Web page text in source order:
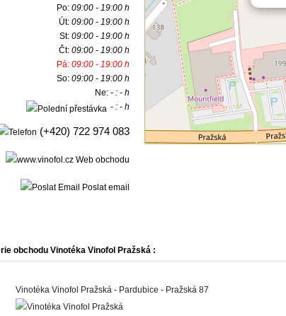
Po: 09:00 - 19:00 h
Út: 09:00 - 19:00 h
St: 09:00 - 19:00 h
Čt: 09:00 - 19:00 h
Pá: 09:00 - 19:00 h
So: 09:00 - 19:00 h
Ne: - : - h
- : - h
(+420) 722 974 083
Web obchodu
Poslat email
obchodu Vinotéka Vinofol Pražská :
Vinotéka Vinofol Pražská - Pardubice - Pražská 87